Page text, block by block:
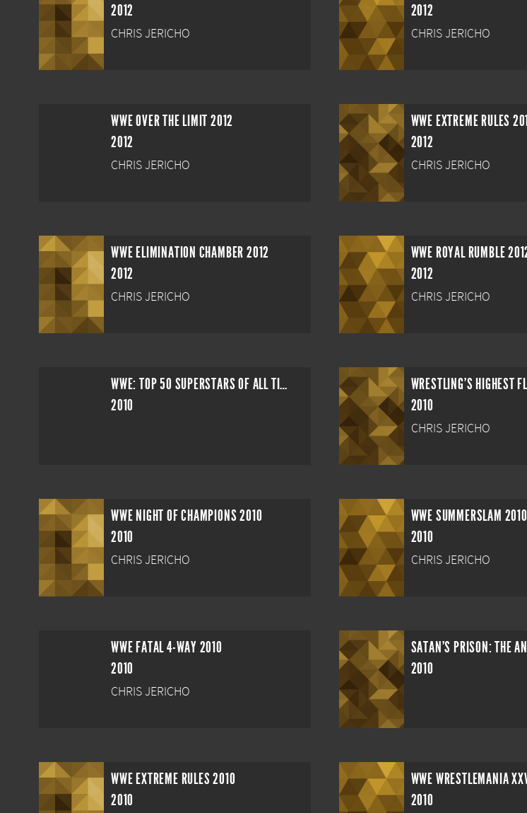
2012
CHRIS JERICHO
2012
CHRIS JERICHO
WWE OVER THE LIMIT 2012
2012
CHRIS JERICHO
WWE EXTREME RULES
2012
CHRIS JERICHO
WWE ELIMINATION CHAMBER 2012
2012
CHRIS JERICHO
WWE ROYAL RUMBLE
2012
CHRIS JERICHO
WWE: TOP 50 SUPERSTARS OF ALL TIME
2010
WRESTLING'S HIGHEST
2010
CHRIS JERICHO
WWE NIGHT OF CHAMPIONS 2010
2010
CHRIS JERICHO
WWE SUMMERSLAM 2010
2010
CHRIS JERICHO
WWE FATAL 4-WAY 2010
2010
CHRIS JERICHO
2010
WWE EXTREME RULES 2010
2010
WWE WRESTLEMANIA
2010